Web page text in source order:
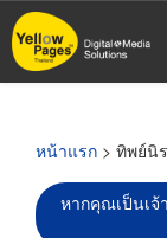
ข้าม
ไป
หน้าแรก > ทิพย์นิ
หากคุณเป็นเจ้